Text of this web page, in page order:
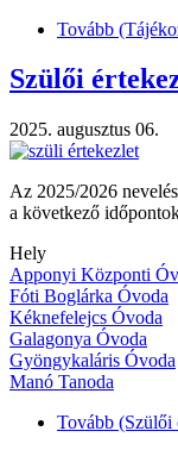
Tovább
Szülői
2025. augusztus 06.
Az 2025/2026
a következő
Hely
Apponyi Központi
Fóti Boglárka Óvoda
Kéknefelejcs Óvoda
Galagonya Óvoda
Gyöngykaláris Óvoda
Manó Tanoda
Tovább (Szülői